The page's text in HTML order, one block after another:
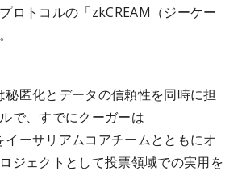
ロトコルの「zkCREAM（ジーケー
秘匿化とデータの信頼性を同時に担
で、すでにクーガーは
イーサリアムコアチームとともにオ
ジェクトとして投票領域での実用を